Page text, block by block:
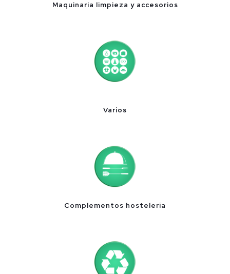
Maquinaria limpieza y accesorios
Varios
Complementos hosteleria